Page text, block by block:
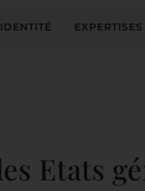
IDENTITÉ EXPERTISES
Etats